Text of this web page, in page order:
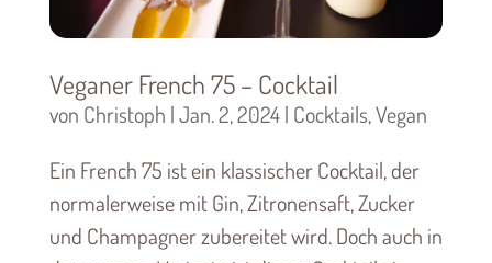
Veganer French 75 – Cocktail
von Christoph |Jan. 2, 2024| Cocktails,Vegan
Ein French 75 ist ein klassischer Cocktail, der
normalerweise mit Gin, Zitronensaft, Zucker
und Champagner zubereitet wird. Doch auch in